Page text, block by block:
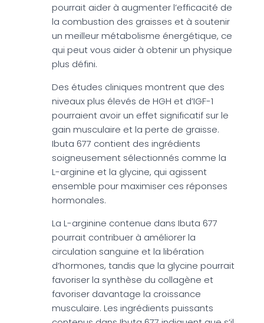
pourrait aider à augmenter l’efficacité de
la combustion des graisses et à soutenir
un meilleur métabolisme énergétique, ce
qui peut vous aider à obtenir un physique
plus défini.
Des études cliniques montrent que des
niveaux plus élevés de HGH et d’IGF-1
pourraient avoir un effet significatif sur le
gain musculaire et la perte de graisse.
Ibuta 677 contient des ingrédients
soigneusement sélectionnés comme la
L-arginine et la glycine, qui agissent
ensemble pour maximiser ces réponses
hormonales.
La L-arginine contenue dans Ibuta 677
pourrait contribuer à améliorer la
circulation sanguine et la libération
d’hormones, tandis que la glycine pourrait
favoriser la synthèse du collagène et
favoriser davantage la croissance
musculaire. Les ingrédients puissants